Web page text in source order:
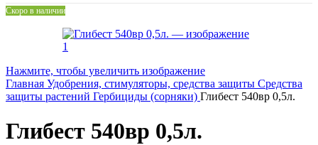
Скоро в наличии
Нажмите, чтобы увеличить изображение
Главная Удобрения, стимуляторы, средства защиты Средства
защиты растений Гербициды (сорняки) Глибест 540вр 0,5л.
Глибест 540вр 0,5л.